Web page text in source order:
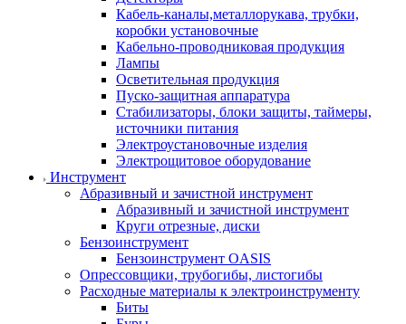
Кабель-каналы,металлорукава, трубки,
коробки установочные
Кабельно-проводниковая продукция
Лампы
Осветительная продукция
Пуско-защитная аппаратура
Стабилизаторы, блоки защиты, таймеры,
источники питания
Электроустановочные изделия
Электрощитовое оборудование
Инструмент
Абразивный и зачистной инструмент
Абразивный и зачистной инструмент
Круги отрезные, диски
Бензоинструмент
Бензоинструмент OASIS
Опрессовщики, трубогибы, листогибы
Расходные материалы к электроинструменту
Биты